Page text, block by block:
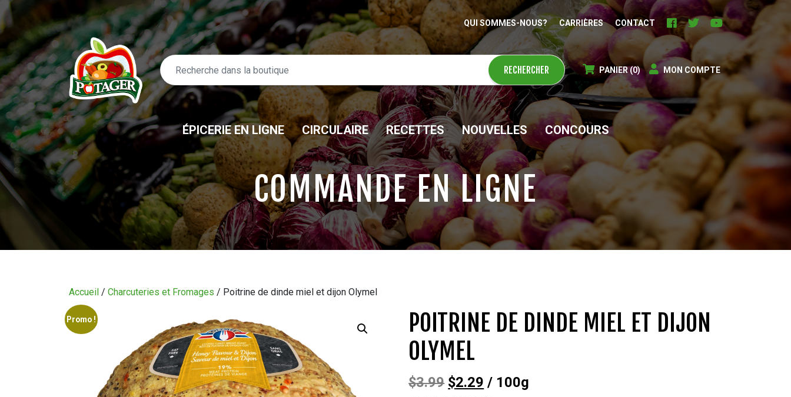
QUI SOMMES-NOUS? CARRIÈRES CONTACT
PANIER (0) MON COMPTE
ÉPICERIE EN LIGNE CIRCULAIRE RECETTES NOUVELLES CONCOURS
COMMANDE EN LIGNE
Accueil / Charcuteries et Fromages / Poitrine de dinde miel et dijon Olymel
Promo !
POITRINE DE DINDE MIEL ET DIJON
OLYMEL
$3.99 Le
$2.29 Le
/ 100g